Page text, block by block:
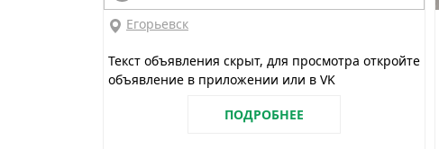
Егорьевск
Текст объявления скрыт, для просмотра откройте
объявление в приложении или в VK
ПОДРОБНЕЕ